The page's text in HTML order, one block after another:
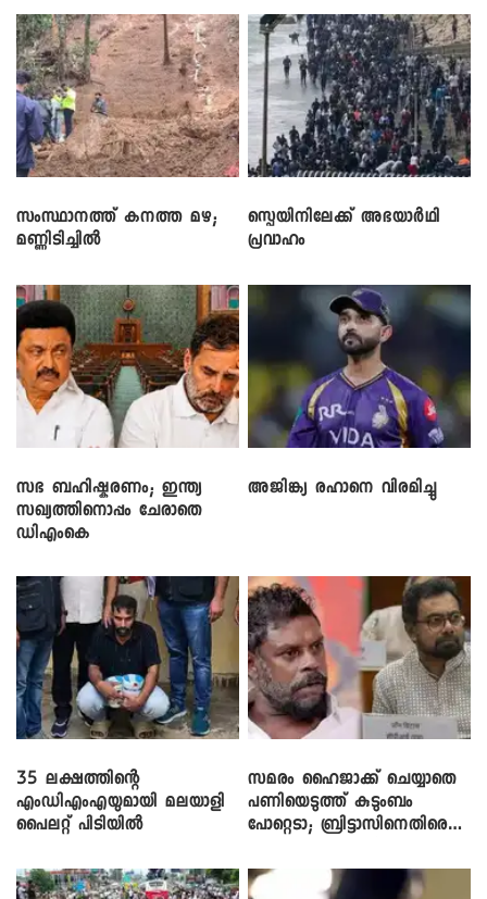
സംസ്ഥാനത്ത് കനത്ത മഴ;
മണ്ണിടിച്ചിൽ
സ്പെയിനിലേക്ക് അഭയാർഥി
പ്രവാഹം
സഭ ബഹിഷ്കരണം; ഇന്ത്യ
സഖ്യത്തിനൊപ്പം ചേരാതെ
ഡിഎംകെ
അജിങ്ക്യ രഹാനെ വിരമിച്ചു
35 ലക്ഷത്തിന്റെ
എംഡിഎംഎയുമായി മലയാളി
പൈലറ്റ് പിടിയിൽ
സമരം ഹൈജാക്ക് ചെയ്യാതെ
പണിയെടുത്ത് കുടുംബം
പോറ്റെടാ; ബ്രിട്ടാസിനെതിരെ